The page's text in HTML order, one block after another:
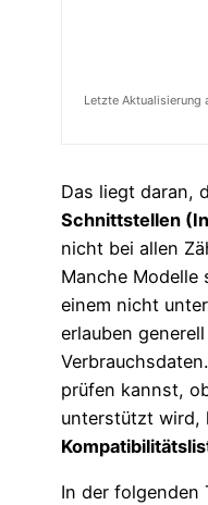
Letzte Aktualisierung
Das liegt daran,
Schnittstellen
nicht bei allen
Manche Modelle
einem nicht
erlauben
prüfen kannst,
unterstützt wird,
In der folgenden